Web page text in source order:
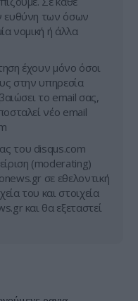
ευθύνη των όσων
νομική ή άλλα
έχουν μόνο όσοι
στην υπηρεσία
το email σας,
νέο email
του disqus.com
(moderating)
σε εθελοντική
του και στοιχεία
και θα εξεταστεί